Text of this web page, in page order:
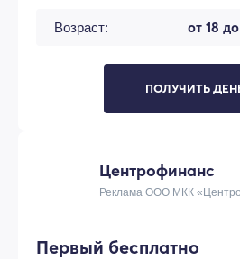
Возраст: от 18
ПОЛУЧИТЬ
Центрофинанс
Реклама ООО МКК
Первый бесплатно